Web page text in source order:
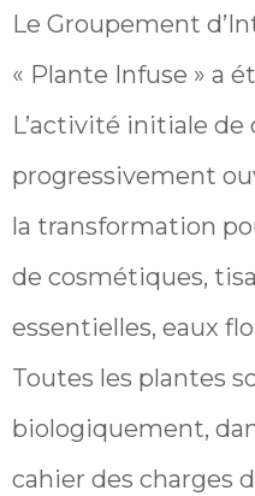
Le Groupement
« Plante Infuse » a
L’activité initiale de
progressivement
la transformation
de cosmétiques,
essentielles, eaux
Toutes les plantes
biologiquement,
cahier des charges